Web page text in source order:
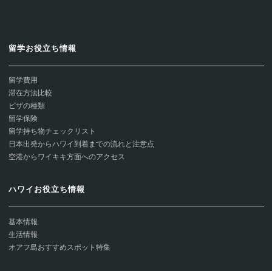
留学お役立ち情報
留学費用
滞在方法比較
ビザの種類
留学保険
留学持ち物チェックリスト
日本出発からハワイ到着までの流れと注意点
空港からワイキキ方面へのアクセス
ハワイお役立ち情報
基本情報
生活情報
オアフ島おすすめスポット特集